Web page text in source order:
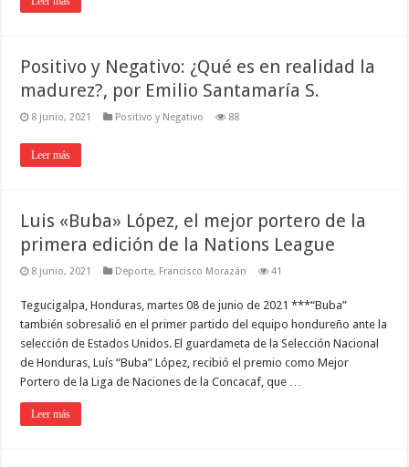
Positivo y Negativo: ¿Qué es en realidad la
madurez?, por Emilio Santamaría S.
8 junio, 2021 Positivo y Negativo 88
Leer más
Luis «Buba» López, el mejor portero de la
primera edición de la Nations League
8 junio, 2021 Deporte, Francisco Morazán 41
Tegucigalpa, Honduras, martes 08 de junio de 2021 ***“Buba”
también sobresalió en el primer partido del equipo hondureño ante la
selección de Estados Unidos. El guardameta de la Selección Nacional
de Honduras, Luís “Buba” López, recibió el premio como Mejor
Portero de la Liga de Naciones de la Concacaf, que …
Leer más